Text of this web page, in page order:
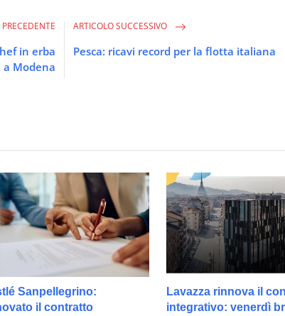
in erba
Modena
ARTICOLO SUCCESSIVO
Pesca: ricavi record per la flotta italiana
Sanpellegrino:
il contratto
Lavazza rinnova il
integrativo: venerdì